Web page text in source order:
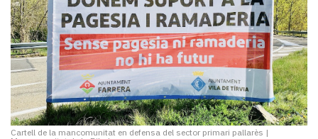
Cartell de la mancomunitat en defensa del sector primari pallarès |